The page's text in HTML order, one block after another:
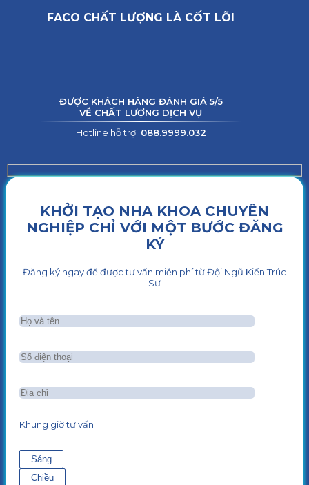
FACO CHẤT LƯỢNG LÀ CỐT LÕI
ĐƯỢC KHÁCH HÀNG ĐÁNH GIÁ 5/5
VỀ CHẤT LƯỢNG DỊCH VỤ
Hotline hỗ trợ: 088.9999.032
KHỞI TẠO NHA KHOA CHUYÊN
NGHIỆP CHỈ VỚI MỘT BƯỚC ĐĂNG
KÝ
Đăng ký ngay để được tư vấn miễn phí từ Đội Ngũ Kiến Trúc
Sư
Khung giờ tư vấn
Sáng
Chiều